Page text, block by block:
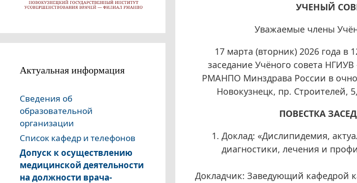
УЧЕНЫЙ
Уважаемые члены
17 марта (вторник) 2026 года в
заседание Учёного совета
РМАНПО Минздрава России в
Новокузнецк, пр. Строителей,
ПОВЕСТКА
Доклад: «Дислипидемия,
диагностики, лечения и
Докладчик: Заведующий кафедрой
Актуальная информация
Сведения об
образовательной
организации
Список кафедр и телефонов
Допуск к осуществлению
медицинской деятельности
на должности врача-